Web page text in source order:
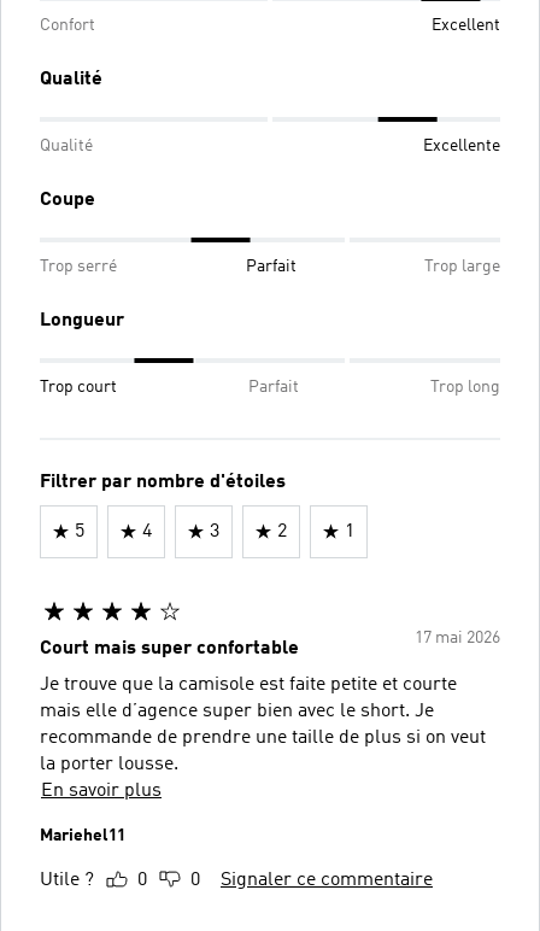
Confort Excellent
Qualité
Qualité Excellente
Coupe
Trop serré Parfait Trop large
Longueur
Trop court Parfait Trop long
Filtrer par nombre d'étoiles
5 4 3 2 1
17 mai 2026
Court mais super confortable
Je trouve que la camisole est faite petite et courte
mais elle d’agence super bien avec le short. Je
recommande de prendre une taille de plus si on veut
la porter lousse.
En savoir plus
Mariehel11
Utile ? 0 0 Signaler ce commentaire